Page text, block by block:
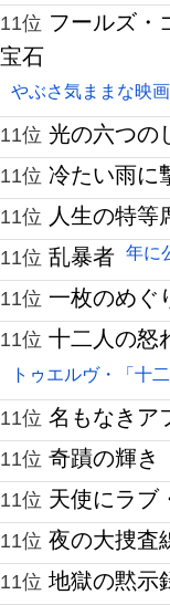
11位 フールズ・
宝石
やぶさ気ままな映画
11位 光の六つの
11位 冷たい雨に
11位 人生の特等
11位 乱暴者 年に
11位 一枚のめぐ
11位 十二人の怒
トゥエルヴ・「十
11位 名もなきア
11位 奇蹟の輝き
11位 天使にラブ
11位 夜の大捜査
11位 地獄の黙示